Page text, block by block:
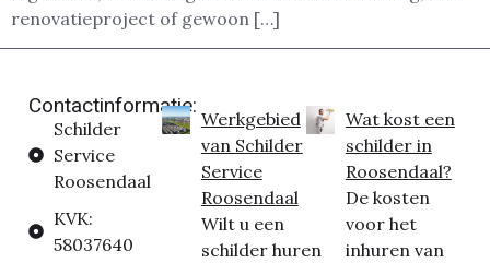
renovatieproject of gewoon […]
Contactinformatie:
Schilder
Service
Roosendaal
KVK:
58037640
Werkgebied
van Schilder
Service
Roosendaal
Wilt u een
schilder huren
Wat kost een
schilder in
Roosendaal?
De kosten
voor het
inhuren van